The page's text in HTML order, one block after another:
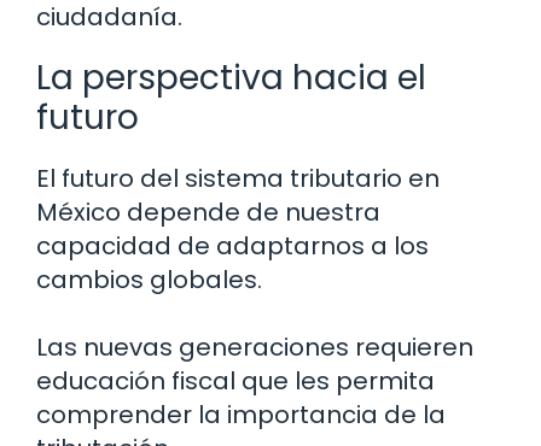
ciudadanía.
La perspectiva hacia el
futuro
El futuro del sistema tributario en
México depende de nuestra
capacidad de adaptarnos a los
cambios globales.
Las nuevas generaciones requieren
educación fiscal que les permita
comprender la importancia de la